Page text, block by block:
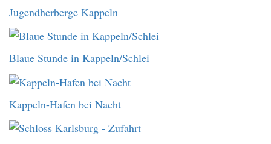
Jugendherberge Kappeln
Blaue Stunde in Kappeln/Schlei
Kappeln-Hafen bei Nacht